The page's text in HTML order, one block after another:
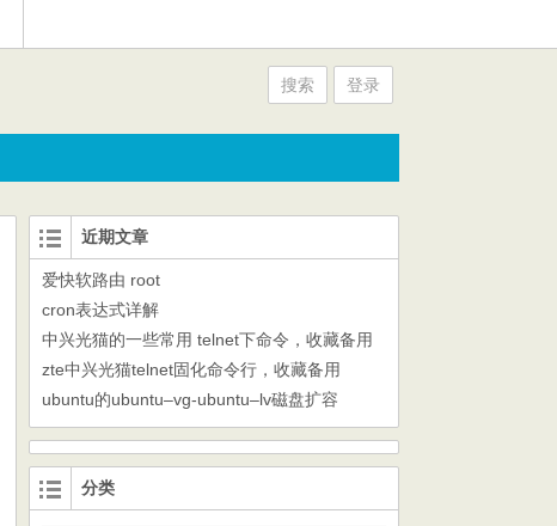
搜索 登录
近期文章
爱快软路由 root
cron表达式详解
中兴光猫的一些常用 telnet下命令，收藏备用
zte中兴光猫telnet固化命令行，收藏备用
ubuntu的ubuntu–vg-ubuntu–lv磁盘扩容
分类